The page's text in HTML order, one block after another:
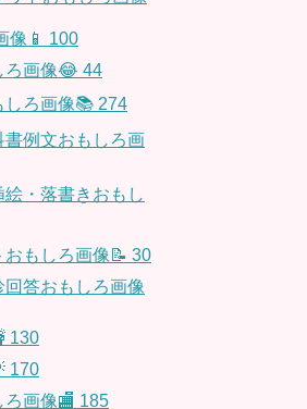
像📱 100
ろ画像😂 44
しろ画像📚 274
例文おもしろ画
・落書きおもし
もしろ画像📝 30
答おもしろ画像
130
170
画像🏬 185